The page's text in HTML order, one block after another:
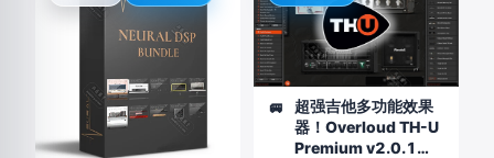
🚐
超强吉他多功能效果
器！Overloud TH-U
Premium v2.0.1